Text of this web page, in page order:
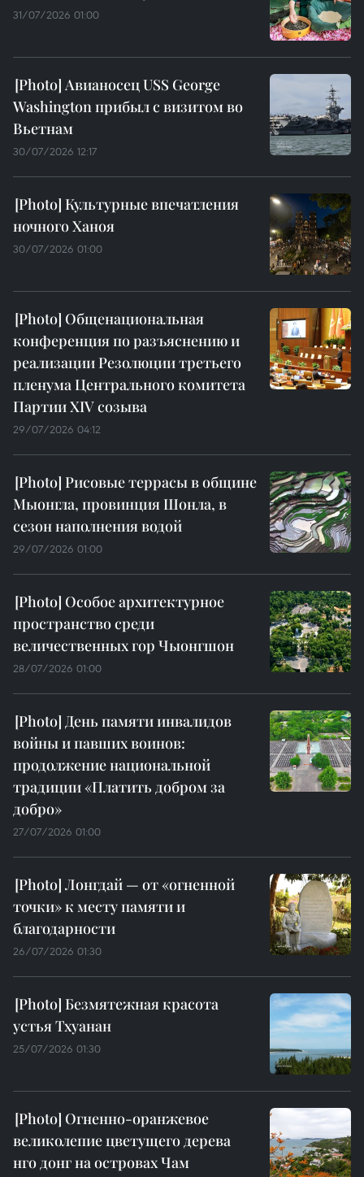
31/07/2026 01:00
Авианосец USS George
Washington прибыл с визитом во
Вьетнам
30/07/2026 12:17
Культурные впечатления
ночного Ханоя
30/07/2026 01:00
Общенациональная
конференция по разъяснению и
реализации Резолюции третьего
пленума Центрального комитета
Партии XIV созыва
29/07/2026 04:12
Рисовые террасы в общине
Мыонгла, провинция Шонла, в
сезон наполнения водой
29/07/2026 01:00
Особое архитектурное
пространство среди
величественных гор Чыонгшон
28/07/2026 01:00
День памяти инвалидов
войны и павших воинов:
продолжение национальной
традиции «Платить добром за
добро»
27/07/2026 01:00
Лонгдай — от «огненной
точки» к месту памяти и
благодарности
26/07/2026 01:30
Безмятежная красота
устья Тхуанан
25/07/2026 01:30
Огненно-оранжевое
великолепие цветущего дерева
нго донг на островах Чам